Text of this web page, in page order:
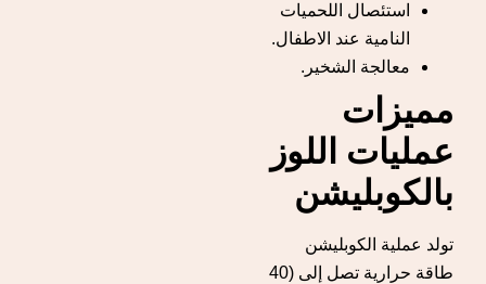
استئصال اللحميات
النامية عند الاطفال.
معالجة الشخير.
مميزات
عمليات اللوز
بالكوبليشن
تولد عملية الكوبليشن
طاقة حرارية تصل إلى (40